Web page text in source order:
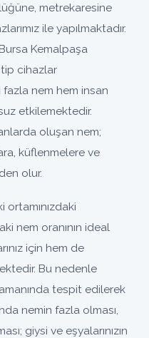
metrekaresine
ile yapılmaktadır.
Kemalpaşa
cihazlar
fazla nem hem insan
etkilemektedir.
oluşan nem;
küflenmelere ve
olur.
nem oranının ideal
için hem de
Bu nedenle
tespit edilerek
nemin fazla olması,
giysi ve eşyalarınızın